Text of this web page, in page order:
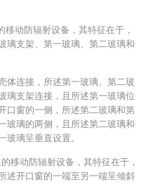
移动防辐射设备，其特征在于，
璃支架、第一玻璃、第二玻璃和
体连接，所述第一玻璃、第二玻
璃支架连接，且所述第一玻璃位
口窗的一侧，所述第二玻璃和第
玻璃的两侧，且所述第二玻璃和
玻璃呈垂直设置。
移动防辐射设备，其特征在于，
述开口窗的一端至另一端呈倾斜